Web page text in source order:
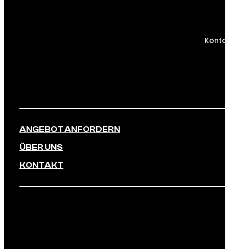
ANGEBOT ANFORDERN
ÜBER UNS
KONTAKT